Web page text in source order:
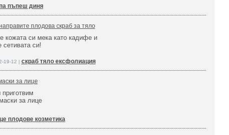
пъпеш диня
плодова скраб за тяло
кожата си мека като кадифе и
сетивата си!
19-12 | скраб тяло ексфолиация
за лице
приготвим
за лице
плодове козметика